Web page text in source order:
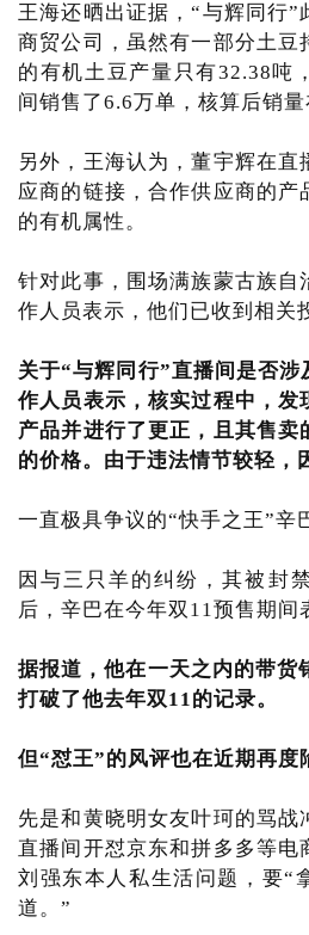
王海还晒出证据，“与辉同行”
商贸公司，虽然有一部分土豆
的有机土豆产量只有32.38吨
间销售了6.6万单，核算后销量
另外，王海认为，董宇辉在直
应商的链接，合作供应商的产
的有机属性。
针对此事，围场满族蒙古族自
作人员表示，他们已收到相关
关于“与辉同行”直播间是否
作人员表示，核实过程中，发
产品并进行了更正，且其售卖
的价格。由于违法情节较轻，
一直极具争议的“快手之王”辛
因与三只羊的纠纷，其被封
后，辛巴在今年双11预售期间
据报道，他在一天之内的带货
打破了他去年双11的记录。
但“怼王”的风评也在近期再度
先是和黄晓明女友叶珂的骂战
直播间开怼京东和拼多多等电
刘强东本人私生活问题，要“
道。”